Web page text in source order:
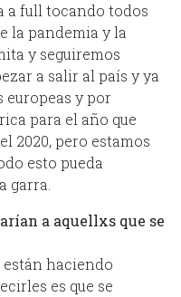
a full tocando todos
la pandemia y la
y seguiremos
a salir al país y ya
europeas y por
para el año que
2020, pero estamos
esto pueda
garra.
a aquellxs que se
están haciendo
es que se